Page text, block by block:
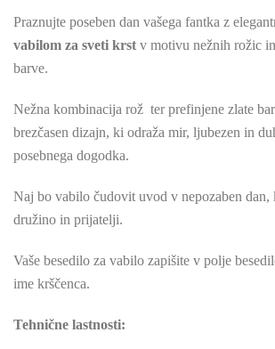
Praznujte poseben dan vašega fantka z
vabilom za sveti krst v motivu nežnih rožic
barve.
Nežna kombinacija rož ter prefinjene zlate
brezčasen dizajn, ki odraža mir, ljubezen in
posebnega dogodka.
Naj bo vabilo čudovit uvod v nepozaben dan,
družino in prijatelji.
Vaše besedilo za vabilo zapišite v polje
ime krščenca.
Tehnične lastnosti: